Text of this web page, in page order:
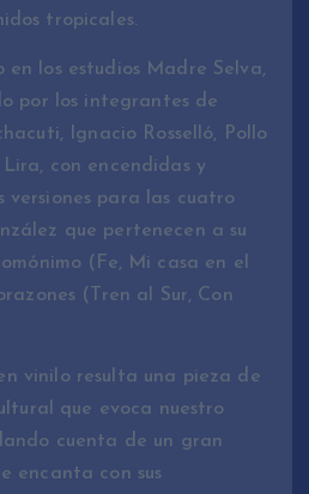
tropicales.
los estudios Madre Selva,
por los integrantes de
Ignacio Rosselló, Pollo
con encendidas y
versiones para las cuatro
que pertenecen a su
(Fe, Mi casa en el
(Tren al Sur, Con
vinilo resulta una pieza de
que evoca nuestro
cuenta de un gran
encanta con sus